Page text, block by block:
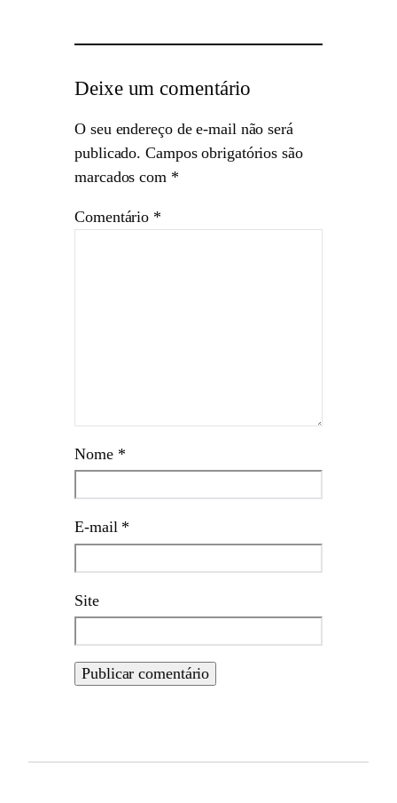
Deixe um comentário
O seu endereço de e-mail não será
publicado. Campos obrigatórios são
marcados com *
Comentário *
Nome *
E-mail *
Site